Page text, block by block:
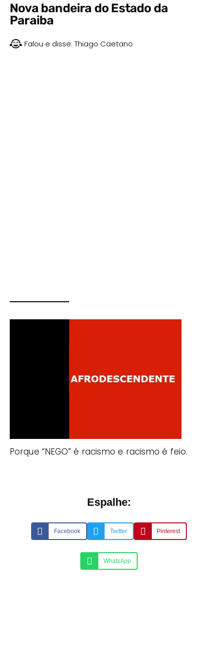
Nova bandeira do Estado da
Paraiba
Falou e disse: Thiago Caetano
Porque “NEGO” é racismo e racismo é feio.
Espalhe:
Facebook Twitter Pinterest
WhatsApp